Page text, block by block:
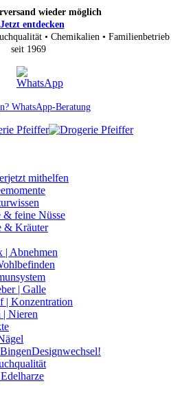
wieder möglich
Jetzt entdecken
• Chemikalien • Familienbetrieb
seit 1969
WhatsApp-Beratung
jetzt mithelfen
& feine Nüsse
& Kräuter
| Abnehmen
| Galle
| Konzentration
| Nieren
Designwechsel!